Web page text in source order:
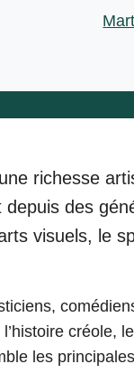
richesse
depuis des
visuels, le
créole,
les principales